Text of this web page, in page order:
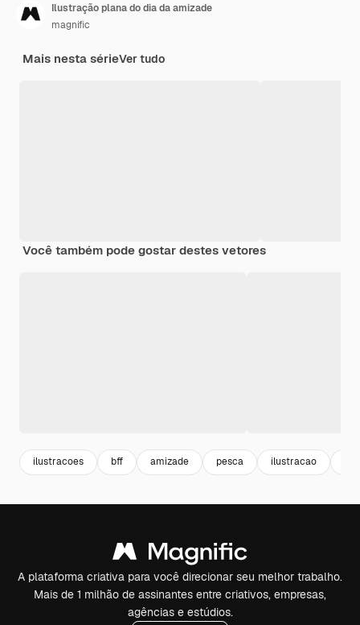
Ilustração plana do dia da amizade
magnific
Mais nesta sérieVer tudo
Você também pode gostar destes vetores
ilustracoes bff amizade pesca ilustracao
A plataforma criativa para você direcionar seu melhor trabalho.
Mais de 1 milhão de assinantes entre criativos, empresas,
agências e estúdios.